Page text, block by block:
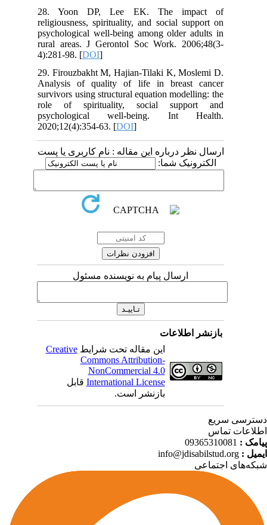
28. Yoon DP, Lee EK. The impact of
religiousness, spirituality, and social support on
psychological well-being among older adults in
rural areas. J Gerontol Soc Work. 2006;48(3-
4):281-98. [DOI
29. Firouzbakht M, Hajian-Tilaki K, Moslemi D.
Analysis of quality of life in breast cancer
survivors using structural equation modelling: the
role of spirituality, social support and
psychological well-being. Int Health.
2020;12(4):354-63. [DOI
ارسال نظر درباره این مقاله : نام کاربری یا پست
الکترونیک شما:
ارسال پیام به نویسنده مسئول
بازنشر اطلاعات
این مقاله تحت شرایطCreative
Commons Attribution-
NonCommercial 4.0
International Licenseقابل
بازنشر است.
سریع
تماس
:
09365310081
:
info@jdisabilstud.org
اجتماعی